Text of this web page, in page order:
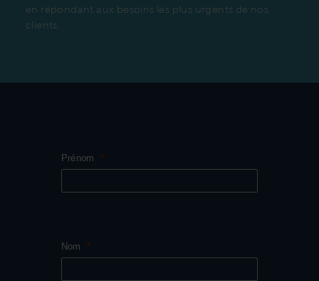
en répondant aux besoins les plus urgents de nos
clients.
Prénom
Nom